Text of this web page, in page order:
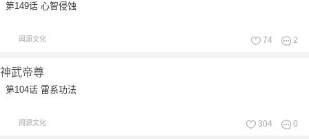
第149话 心智侵蚀
闻源文化 74 2
神武帝尊
第104话 雷系功法
闻源文化 304 0